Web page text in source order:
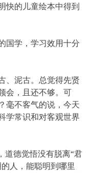
快的儿童绘本中得到
国学，学习效用十分
、泥古。总觉得先贤
会，且还不够。可
毫不客气的说，今天
学常识和对客观世界
道德觉悟没有脱离“君
人，能聪明到哪里